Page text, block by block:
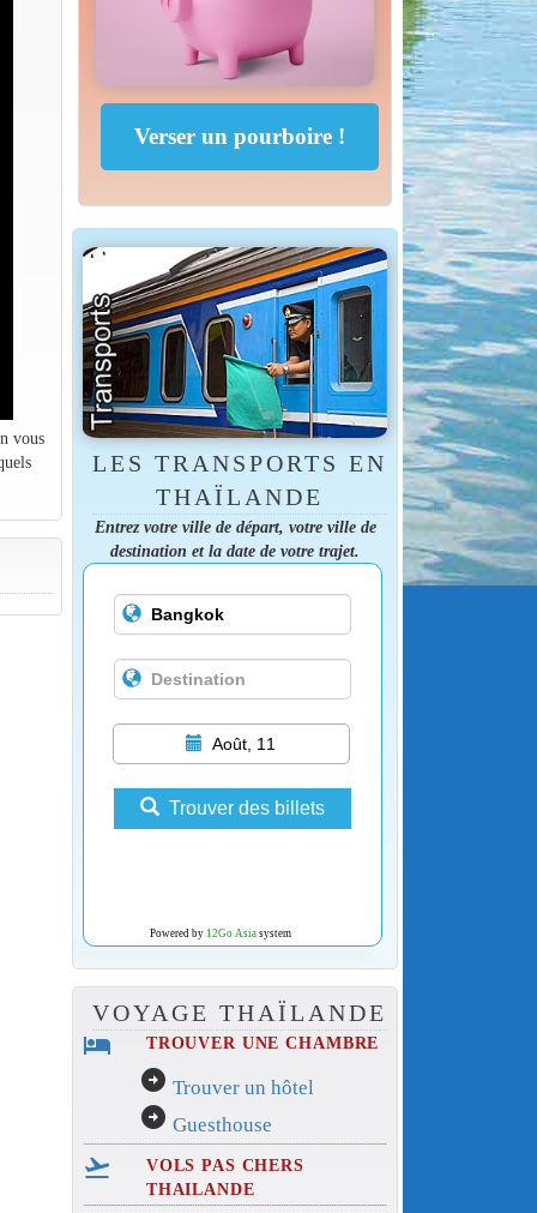
vous
LES TRANSPORTS EN
THAÏLANDE
Entrez votre ville de départ, votre ville de
destination et la date de votre trajet.
Août, 11
Trouver des billets
Powered by 12Go Asiasystem
VOYAGE THAÏLANDE
hotel TROUVER UNE CHAMBRE
arrow_circle_right Trouver un hôtel
arrow_circle_right Guesthouse
flight_takeoff
VOLS PAS CHERS
THAILANDE